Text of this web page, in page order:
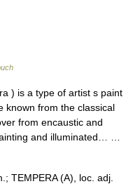
) is a type of artist s paint
known from the classical
from encaustic and
and illuminated… …
TEMPERA (A), loc. adj.